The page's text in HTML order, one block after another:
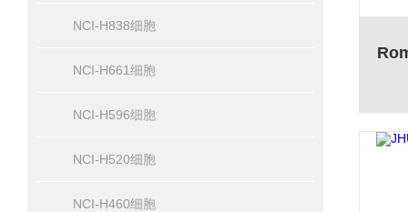
NCI-H838细胞
NCI-H661细胞
NCI-H596细胞
NCI-H520细胞
NCI-H460细胞